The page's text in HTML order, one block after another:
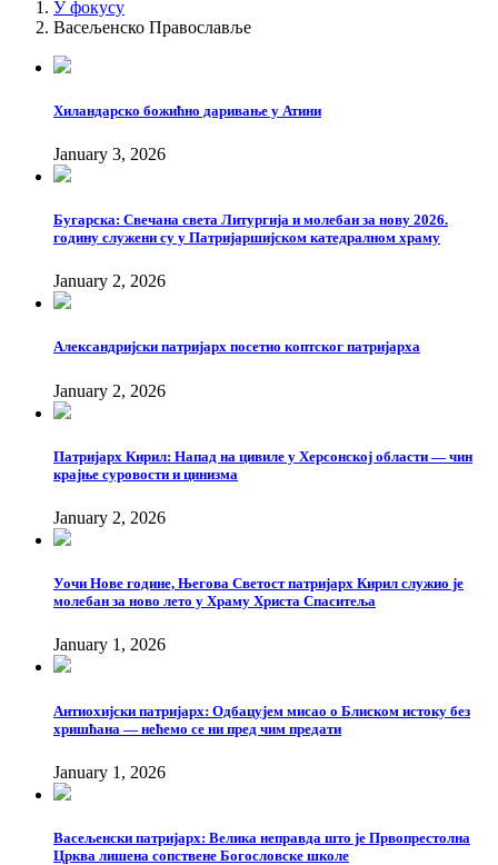
У фокусу
Васељенско Православље
Хиландарско божићно даривање у Атини
January 3, 2026
Бугарска: Свечана света Литургија и молебан за нову 2026.
годину служени су у Патријаршијском катедралном храму
January 2, 2026
Александријски патријарх посетио коптског патријарха
January 2, 2026
Патријарх Кирил: Напад на цивиле у Херсонској области — чин
крајње суровости и цинизма
January 2, 2026
Уочи Нове године, Његова Светост патријарх Кирил служио је
молебан за ново лето у Храму Христа Спаситеља
January 1, 2026
Антиохијски патријарх: Одбацујем мисао о Блиском истоку без
хришћана — нећемо се ни пред чим предати
January 1, 2026
Васељенски патријарх: Велика неправда што је Првопрестолна
Црква лишена сопствене Богословске школе